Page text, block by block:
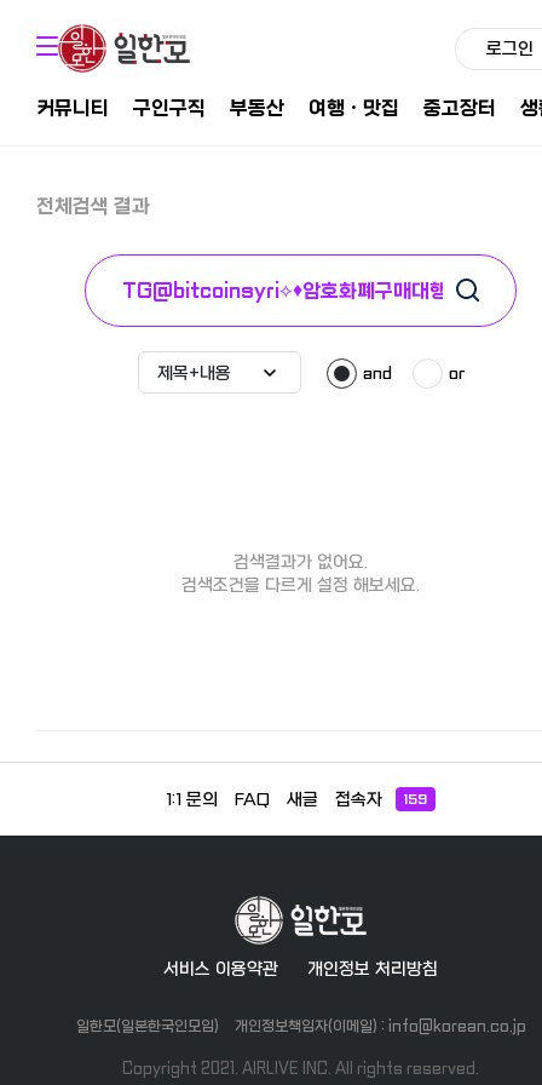
로그인
커뮤니티 구인구직 부동산 여행ㆍ맛집 중고장터
전체검색 결과
and or
검색결과가 없어요.
검색조건을 다르게 설정 해보세요.
1:1 문의 FAQ 새글 접속자 159
서비스 이용약관 개인정보 처리방침
일한모(일본한국인모임) 개인정보책임자(이메일) : info@korean.co.jp
Copyright 2021. AIRLIVE INC. All rights reserved.